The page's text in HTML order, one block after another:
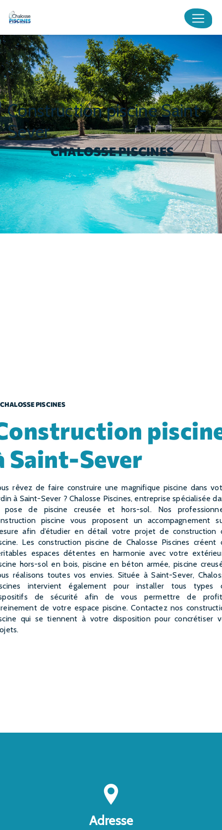
construction piscine Saint-
Sever
CHALOSSE PISCINES
CHALOSSE PISCINES
Saint-Sever
à Saint-Sever ? Chalosse Piscines, entreprise spécialisée
pose de piscine creusée et hors-sol. Nos
piscine vous proposent un accompagnement
afin d’étudier en détail votre projet de construction
Les construction piscine de Chalosse Piscines créent
espaces détentes en harmonie avec votre
hors-sol en bois, piscine en béton armée, piscine
réalisons toutes vos envies. Située à Saint-Sever,
intervient également pour installer tous types
de sécurité afin de vous permettre de
de votre espace piscine. Contactez nos
qui se tiennent à votre disposition pour concrétiser
Adresse